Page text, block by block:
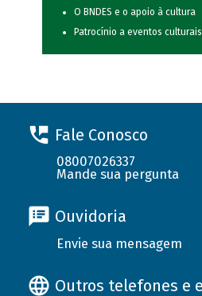
O BNDES e o apoio à cultura
Patrocínio a eventos culturais
Fale Conosco
08007026337
Mande sua pergunta
Ouvidoria
Envie sua mensagem
Outros telefones e